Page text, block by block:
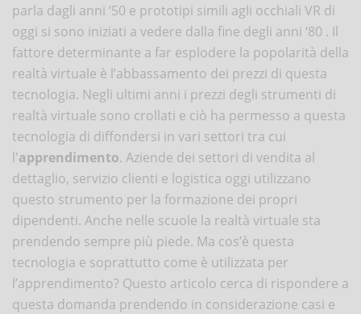
parla dagli anni ‘50 e prototipi simili agli occhiali VR di
oggi si sono iniziati a vedere dalla fine degli anni ‘80 . Il
fattore determinante a far esplodere la popolarità della
realtà virtuale è l’abbassamento dei prezzi di questa
tecnologia. Negli ultimi anni i prezzi degli strumenti di
realtà virtuale sono crollati e ciò ha permesso a questa
tecnologia di diffondersi in vari settori tra cui
l'apprendimento. Aziende dei settori di vendita al
dettaglio, servizio clienti e logistica oggi utilizzano
questo strumento per la formazione dei propri
dipendenti. Anche nelle scuole la realtà virtuale sta
prendendo sempre più piede. Ma cos’è questa
tecnologia e soprattutto come è utilizzata per
l’apprendimento? Questo articolo cerca di rispondere a
questa domanda prendendo in considerazione casi e